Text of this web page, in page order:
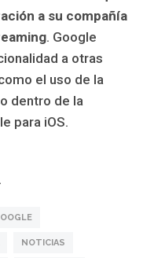
a su compañía
. Google
a otras
el uso de la
dentro de la
para iOS.
NOTICIAS